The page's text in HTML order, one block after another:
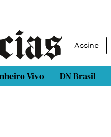
Assine
Vivo DN Brasil